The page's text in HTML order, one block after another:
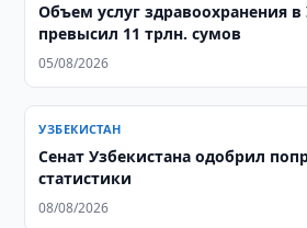
​​​​​​​Объем услуг здравоохранения в
превысил 11 трлн. сумов
05/08/2026
УЗБЕКИСТАН
Сенат Узбекистана одобрил
статистики
08/08/2026